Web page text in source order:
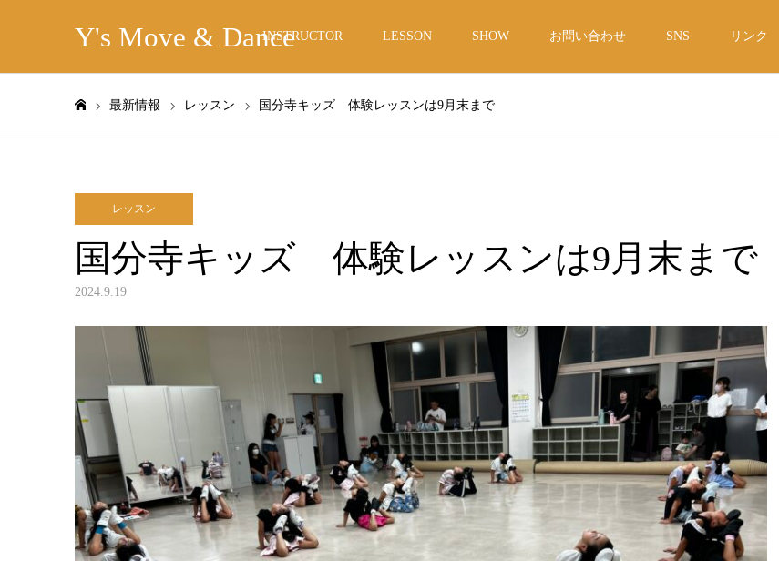
Y's Move & DanceINSTRUCTOR LESSON SHOW お問い合わせ SNS リンク
最新情報 レッスン 国分寺キッズ 体験レッスンは9月末まで
レッスン
国分寺キッズ 体験レッスンは9月末まで
2024.9.19